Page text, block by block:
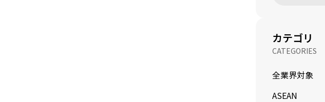
カテゴリ
CATEGORIES
全業界対象
ASEAN